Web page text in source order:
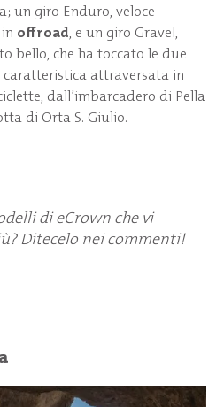
un giro Enduro, veloce
offroad, e un giro Gravel,
bello, che ha toccato le due
attraversata in
dall’imbarcadero di Pella
di Orta S. Giulio.
di eCrown che vi
Ditecelo nei commenti!